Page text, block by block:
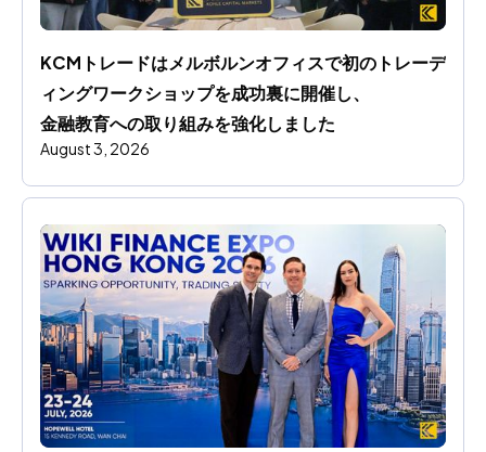
KCMトレードはメルボルンオフィスで初のトレーデ
ィングワークショップを成功裏に開催し、
金融教育への取り組みを強化しました
August 3, 2026